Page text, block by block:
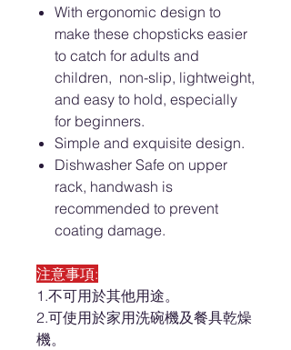
With ergonomic design to
make these chopsticks easier
to catch for adults and
children, non-slip, lightweight,
and easy to hold, especially
for beginners.
Simple and exquisite design.
Dishwasher Safe on upper
rack, handwash is
recommended to prevent
coating damage.
注意事項:
1.不可用於其他用途。
2.可使用於家用洗碗機及餐具乾燥
機。